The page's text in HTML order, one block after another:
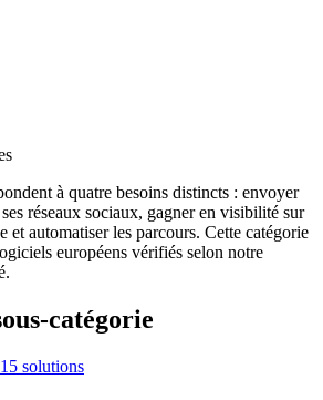
à quatre besoins distincts : envoyer
réseaux sociaux, gagner en visibilité sur
et automatiser les parcours. Cette catégorie
européens vérifiés selon notre
catégorie
15 solutions